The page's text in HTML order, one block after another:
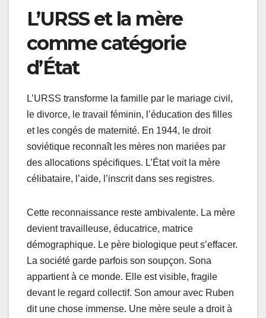
L’URSS et la mère
comme catégorie
d’État
L’URSS transforme la famille par le mariage civil,
le divorce, le travail féminin, l’éducation des filles
et les congés de maternité. En 1944, le droit
soviétique reconnaît les mères non mariées par
des allocations spécifiques. L’État voit la mère
célibataire, l’aide, l’inscrit dans ses registres.
Cette reconnaissance reste ambivalente. La mère
devient travailleuse, éducatrice, matrice
démographique. Le père biologique peut s’effacer.
La société garde parfois son soupçon. Sona
appartient à ce monde. Elle est visible, fragile
devant le regard collectif. Son amour avec Ruben
dit une chose immense. Une mère seule a droit à